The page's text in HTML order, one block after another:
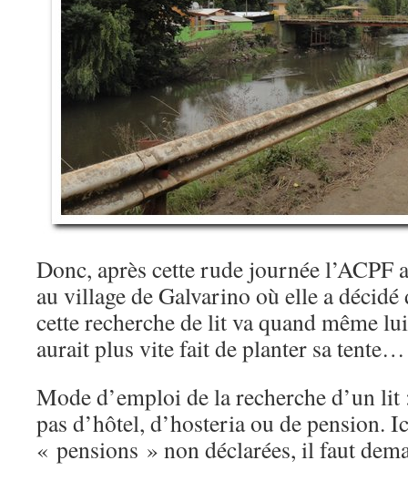
Donc, après cette rude journée l’ACPF
au village de Galvarino où elle a
cette recherche de lit va quand même
aurait plus vite fait de planter sa tente…
Mode d’emploi de la recherche d’un lit
pas d’hôtel, d’hosteria ou de pension.
« pensions » non déclarées, il faut